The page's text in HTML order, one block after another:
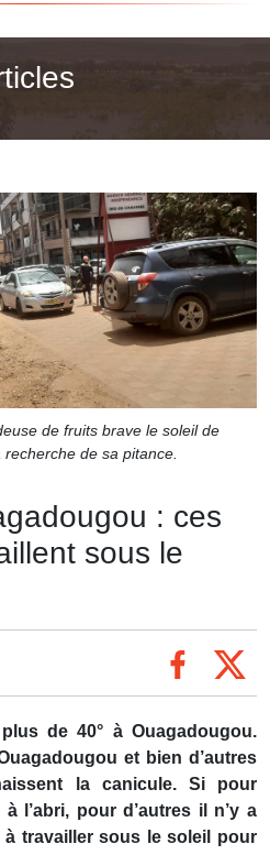
de fruits brave le soleil de
de sa pitance.
: ces
sous le
de 40° à Ouagadougou.
et bien d’autres
la canicule. Si pour
l’abri, pour d’autres il n’y a
à travailler sous le soleil pour